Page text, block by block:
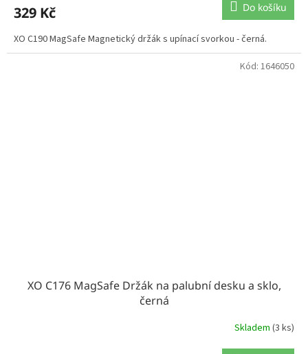
329 Kč Do košíku
XO C190 MagSafe Magnetický držák s upínací svorkou - černá.
XO C176 MagSafe Držák na palubní desku a sklo,
černá
Skladem (3 ks)
Kód: 1646050